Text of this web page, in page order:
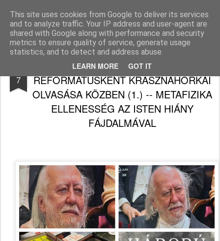
This site uses cookies from Google to deliver its services
and to analyze traffic. Your IP address and user-agent are
shared with Google along with performance and security
metrics to ensure quality of service, generate usage
statistics, and to detect and address abuse.
LEARN MORE GOT IT
Békefy Lajos
Pages
7
KVARCOLATOK, TÖPRENGÉSEK
REFORMÁTUSKÉNT KRASZNAHORKAI
OLVASÁSA KÖZBEN (1.) -- METAFIZIKA
ELLENESSÉG AZ ISTEN HIÁNY
FÁJDALMÁVAL